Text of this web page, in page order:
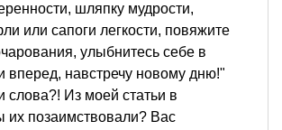
шляпку мудрости,
или сапоги легкости, повяжите
улыбнитесь себе в
вперед, навстречу новому дню!"
слова?! Из моей статьи в
их позаимствовали? Вас